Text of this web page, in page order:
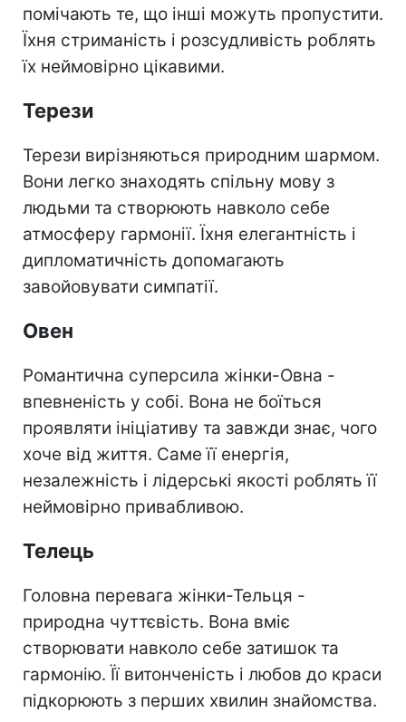
помічають те, що інші можуть пропустити.
Їхня стриманість і розсудливість роблять
їх неймовірно цікавими.
Терези
Терези вирізняються природним шармом.
Вони легко знаходять спільну мову з
людьми та створюють навколо себе
атмосферу гармонії. Їхня елегантність і
дипломатичність допомагають
завойовувати симпатії.
Овен
Романтична суперсила жінки-Овна -
впевненість у собі. Вона не боїться
проявляти ініціативу та завжди знає, чого
хоче від життя. Саме її енергія,
незалежність і лідерські якості роблять її
неймовірно привабливою.
Телець
Головна перевага жінки-Тельця -
природна чуттєвість. Вона вміє
створювати навколо себе затишок та
гармонію. Її витонченість і любов до краси
підкорюють з перших хвилин знайомства.